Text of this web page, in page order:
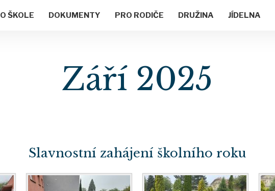
O ŠKOLE DOKUMENTY PRO RODIČE DRUŽINA JÍDELNA
Září 2025
Slavnostní zahájení školního roku